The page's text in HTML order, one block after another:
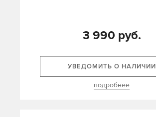
3 990 руб.
УВЕДОМИТЬ О НАЛИЧИИ
подробнее